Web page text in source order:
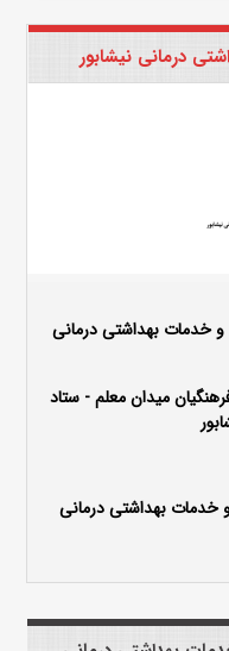
درمانی نیشابور
خدمات بهداشتی درمانی
میدان معلم - ستاد
خدمات بهداشتی درمانی